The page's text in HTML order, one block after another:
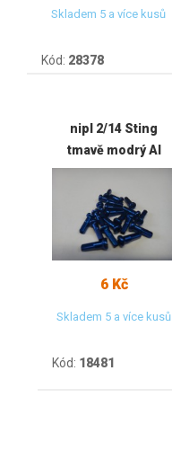
Skladem 5 a více kusů
Kód: 28378
nipl 2/14 Sting
tmavě modrý Al
6 Kč
Skladem 5 a více kusů
Kód: 18481